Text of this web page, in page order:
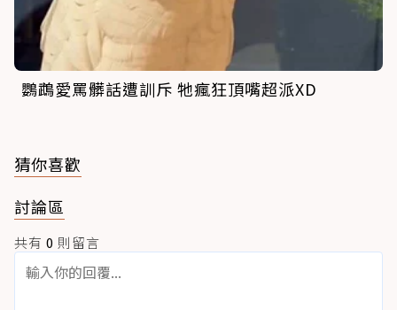
鸚鵡愛罵髒話遭訓斥 牠瘋狂頂嘴超派XD
猜你喜歡
討論區
共有 0 則留言